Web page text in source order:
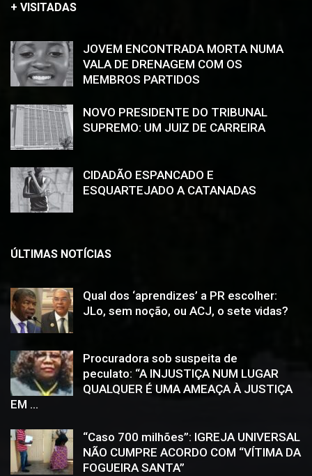
+ VISITADAS
JOVEM ENCONTRADA MORTA NUMA
VALA DE DRENAGEM COM OS
MEMBROS PARTIDOS
NOVO PRESIDENTE DO TRIBUNAL
SUPREMO: UM JUIZ DE CARREIRA
CIDADÃO ESPANCADO E
ESQUARTEJADO A CATANADAS
ÚLTIMAS NOTÍCIAS
Qual dos ‘aprendizes’ a PR escolher:
JLo, sem noção, ou ACJ, o sete vidas?
Procuradora sob suspeita de
peculato: “A INJUSTIÇA NUM LUGAR
QUALQUER É UMA AMEAÇA À JUSTIÇA
EM ...
“Caso 700 milhões”: IGREJA UNIVERSAL
NÃO CUMPRE ACORDO COM “VÍTIMA DA
FOGUEIRA SANTA”